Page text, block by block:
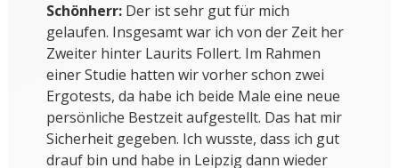
Schönherr:Der ist sehr gut für mich
gelaufen. Insgesamt war ich von der Zeit her
Zweiter hinter Laurits Follert. Im Rahmen
einer Studie hatten wir vorher schon zwei
Ergotests, da habe ich beide Male eine neue
persönliche Bestzeit aufgestellt. Das hat mir
Sicherheit gegeben. Ich wusste, dass ich gut
drauf bin und habe in Leipzig dann wieder